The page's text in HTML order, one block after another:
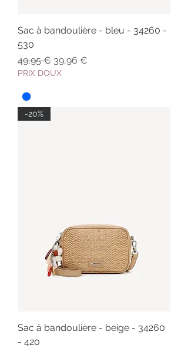
Sac à bandoulière - bleu - 34260 -
530
Prix original
49,95 € Prix promotionnel
39,96 €
PRIX DOUX
-20%
Sac à bandoulière - beige - 34260
- 420